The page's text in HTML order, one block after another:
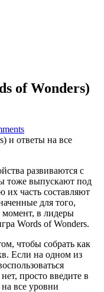
of Wonders)
развиваются с
тоже выпускают под
часть составляют
для того,
в лидеры
Words of Wonders.
чтобы собрать как
Если на одном из
просто введите в
все уровни